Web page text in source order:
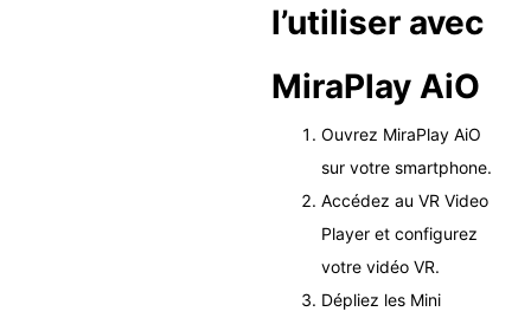
l’utiliser avec
MiraPlay AiO
Ouvrez MiraPlay AiO
sur votre smartphone.
Accédez au VR Video
Player et configurez
votre vidéo VR.
Dépliez les Mini